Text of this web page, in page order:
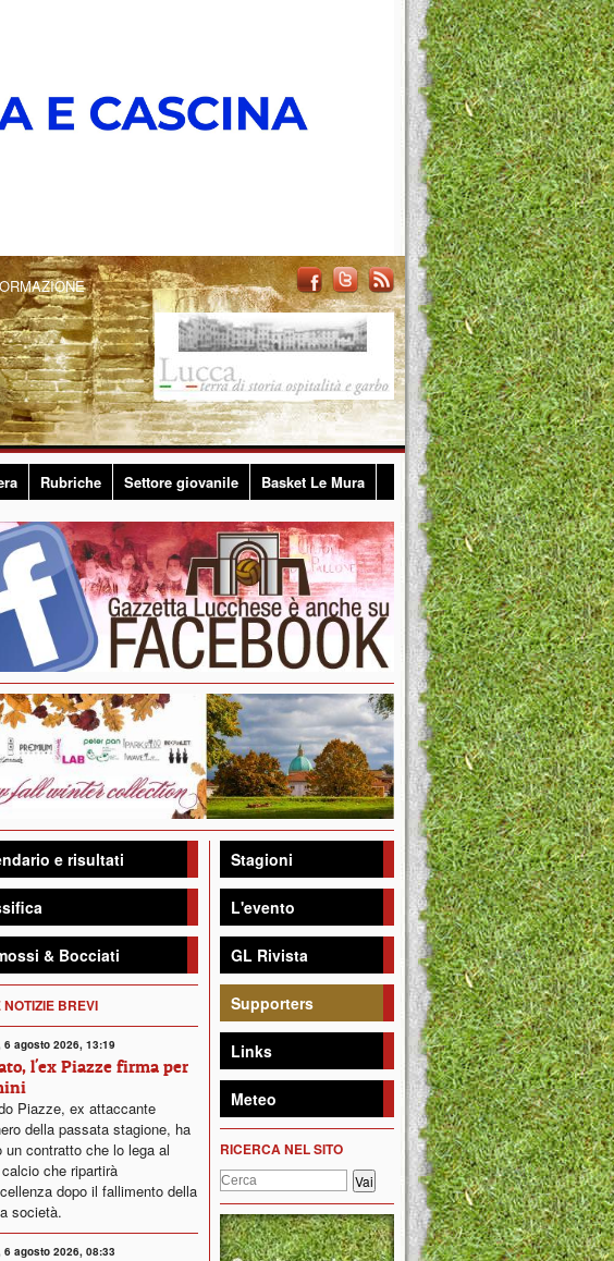
Rubriche Settore giovanile Basket Le Mura
e risultati
& Bocciati
NOTIZIE BREVI
6 agosto 2026, 13:19
l'ex Piazze firma per
Piazze, ex attaccante
della passata stagione, ha
un contratto che lo lega al
che ripartirà
dopo il fallimento della
società.
agosto 2026, 08:33
Stagioni
L'evento
GL Rivista
Supporters
Links
Meteo
RICERCA NEL SITO